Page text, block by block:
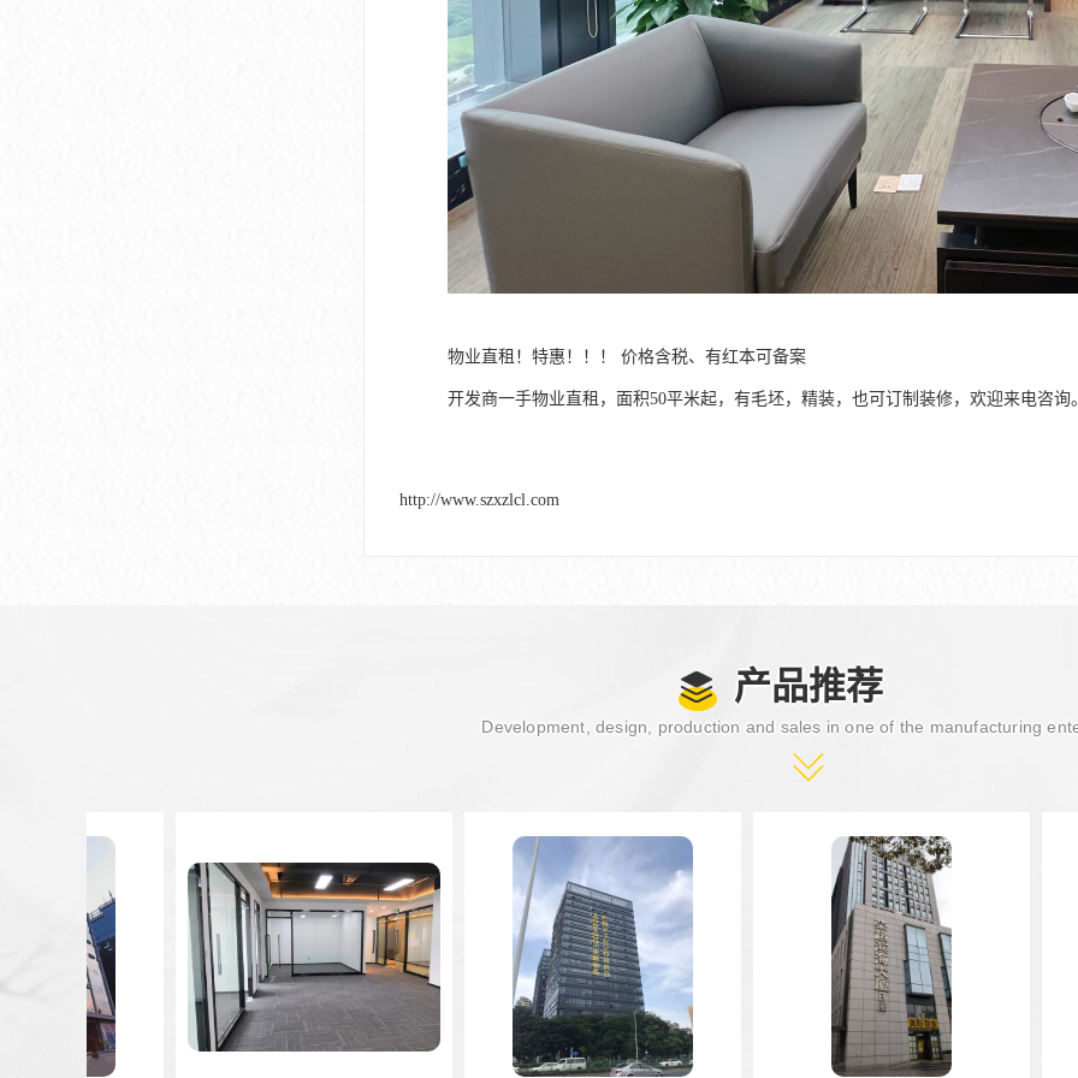
物业直租！特惠！！！ 价格含税、有红本可备案
开发商一手物业直租，面积50平米起，有毛坯，精装，也可订制装修，欢迎来电咨询
http://www.szxzlcl.com
产品推荐
Development, design, production and sales in one of the manufacturing